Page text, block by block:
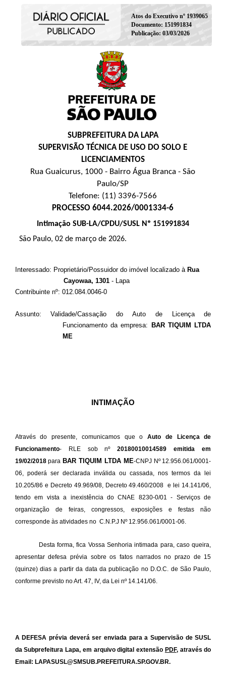
Atos do Executivo nº 1939065
Documento: 151991834
Publicação: 03/03/2026
SUBPREFEITURA DA LAPA
SUPERVISÃO TÉCNICA DE USO DO SOLO E
LICENCIAMENTOS
Rua Guaicurus, 1000 - Bairro Água Branca - São
Paulo/SP
Telefone: (11) 3396-7566
PROCESSO 6044.2026/0001334-6
Intimação SUB-LA/CPDU/SUSL Nº 151991834
São Paulo, 02 de março de 2026.
Interessado: Proprietário/Possuidor do imóvel localizado à Rua
Cayowaa, 1301- Lapa
Contribuinte nº: 012.084.0046-0
Assunto: Validade/Cassação do Auto de Licença de
Funcionamento da empresa: BAR TIQUIM LTDA
ME
INTIMAÇÃO
Através do presente, comunicamos que oAuto de Licença de
Funcionamento- RLE sob nº20180010014589 emitida em
19/02/2018 para BAR TIQUIM LTDA ME-CNPJ Nº 12.956.061/0001-
06, poderá ser declarada inválida ou cassada, nos termos da lei
10.205/86 e Decreto 49.969/08, Decreto 49.460/2008 e lei 14.141/06,
tendo em vista a inexistência do CNAE 8230-0/01 - Serviços de
organização de feiras, congressos, exposições e festas não
corresponde às atividades no C.N.P.J Nº 12.956.061/0001-06.
Desta forma, fica Vossa Senhoria intimada para, caso queira,
apresentar defesa prévia sobre os fatos narrados no prazo de 15
(quinze) dias a partir da data da publicação no D.O.C. de São Paulo,
conforme previsto no Art. 47, IV, da Lei nº 14.141/06.
A DEFESA prévia deverá ser enviada para a Supervisão de SUSL
da Subprefeitura Lapa, em arquivo digital extensão PDF, através do
Email: LAPASUSL@SMSUB.PREFEITURA.SP.GOV.BR.